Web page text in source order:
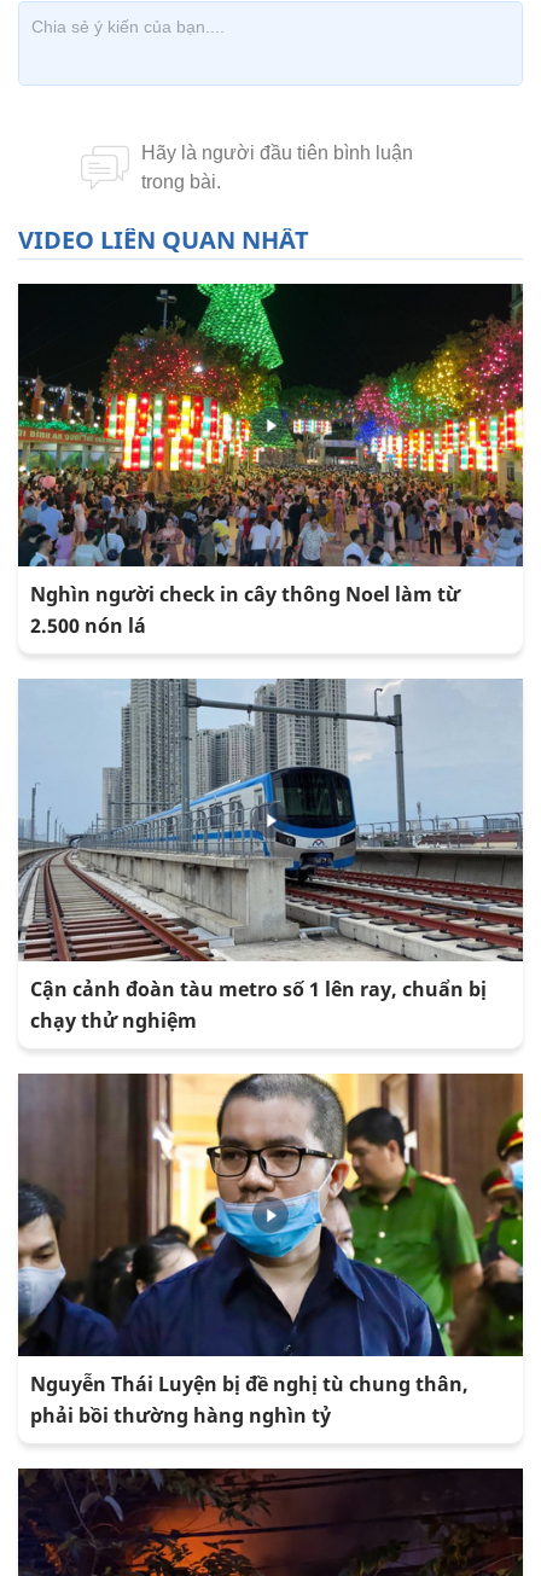
VIDEO LIÊN QUAN NHẤT
Nghìn người check in cây thông Noel làm từ
2.500 nón lá
Cận cảnh đoàn tàu metro số 1 lên ray, chuẩn bị
chạy thử nghiệm
Nguyễn Thái Luyện bị đề nghị tù chung thân,
phải bồi thường hàng nghìn tỷ